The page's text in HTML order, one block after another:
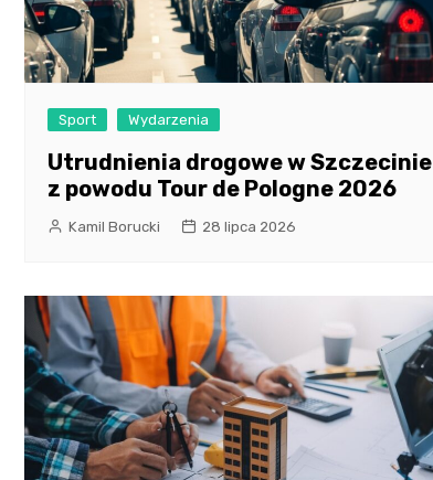
Sport Wydarzenia
Utrudnienia drogowe w Szczecinie
z powodu Tour de Pologne 2026
Kamil Borucki 28 lipca 2026